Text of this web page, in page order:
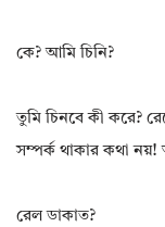
কে? আমি চিনি?
তুমি চিনবে কী করে?
সম্পর্ক থাকার কথা
রেল ডাকাত?